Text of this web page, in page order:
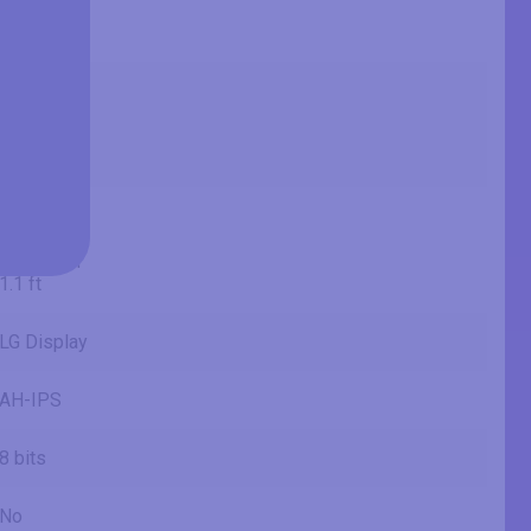
334.8 mm
1.1 ft
LG Display
AH-IPS
8 bits
No